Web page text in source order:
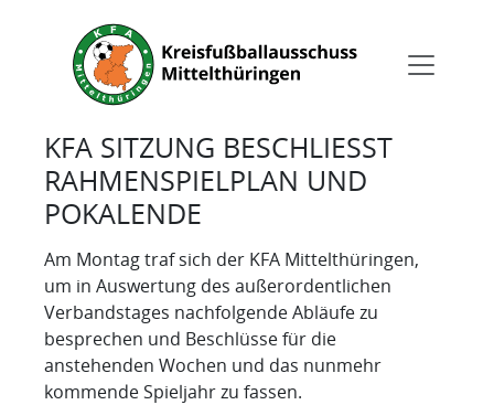
KFA SITZUNG BESCHLIESST R
AHMENSPIELPLAN UND P
OKALENDE
Am Montag traf sich der KFA Mittelthüringen,
um in Auswertung des außerordentlichen
Verbandstages nachfolgende Abläufe zu
besprechen und Beschlüsse für die
anstehenden Wochen und das nunmehr
kommende Spieljahr zu fassen.